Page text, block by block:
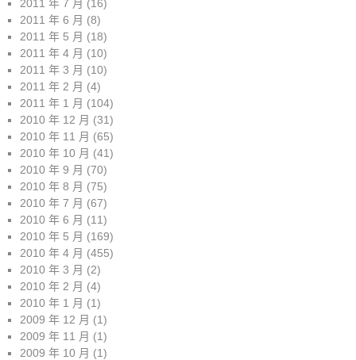
2011 年 7 月 (16)
2011 年 6 月 (8)
2011 年 5 月 (18)
2011 年 4 月 (10)
2011 年 3 月 (10)
2011 年 2 月 (4)
2011 年 1 月 (104)
2010 年 12 月 (31)
2010 年 11 月 (65)
2010 年 10 月 (41)
2010 年 9 月 (70)
2010 年 8 月 (75)
2010 年 7 月 (67)
2010 年 6 月 (11)
2010 年 5 月 (169)
2010 年 4 月 (455)
2010 年 3 月 (2)
2010 年 2 月 (4)
2010 年 1 月 (1)
2009 年 12 月 (1)
2009 年 11 月 (1)
2009 年 10 月 (1)